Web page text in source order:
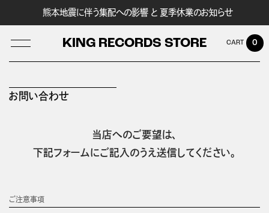
熊本地震に伴う集配への影響 と 夏季休業のお知らせ
KING RECORDS STORE 0
お問い合わせ
当店へのご要望は、
下記フォームにご記入のうえ送信してください。
ご注意事項